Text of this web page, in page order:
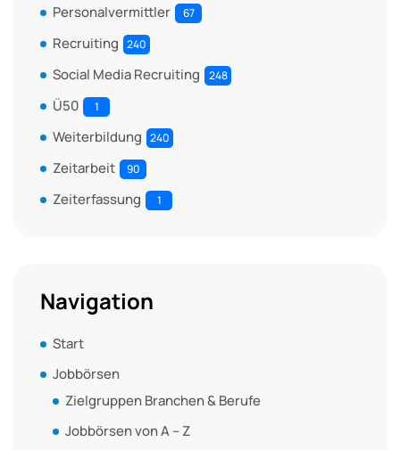
Personalvermittler 67
Recruiting 240
Social Media Recruiting 248
Ü50 1
Weiterbildung 240
Zeitarbeit 90
Zeiterfassung 1
Navigation
Start
Jobbörsen
Zielgruppen Branchen & Berufe
Jobbörsen von A – Z